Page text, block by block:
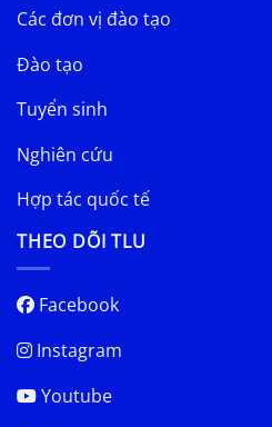
Các đơn vị đào tạo
Đào tạo
Tuyển sinh
Nghiên cứu
Hợp tác quốc tế
THEO DÕI TLU
Facebook
Instagram
Youtube